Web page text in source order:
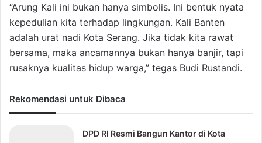
“Arung Kali ini bukan hanya simbolis. Ini bentuk nyata
kepedulian kita terhadap lingkungan. Kali Banten
adalah urat nadi Kota Serang. Jika tidak kita rawat
bersama, maka ancamannya bukan hanya banjir, tapi
rusaknya kualitas hidup warga,” tegas Budi Rustandi.
Rekomendasi untuk Dibaca
DPD RI Resmi Bangun Kantor di Kota